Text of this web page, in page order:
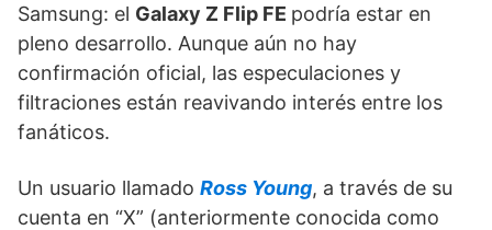
Samsung: el Galaxy Z Flip FE podría estar en
pleno desarrollo. Aunque aún no hay
confirmación oficial, las especulaciones y
filtraciones están reavivando interés entre los
fanáticos.
Un usuario llamado Ross Young, a través de su
cuenta en “X” (anteriormente conocida como